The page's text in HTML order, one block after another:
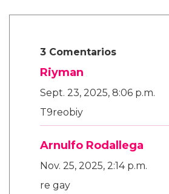
3 Comentarios
Riyman
Sept. 23, 2025, 8:06 p.m.
T9reobiy
Arnulfo Rodallega
Nov. 25, 2025, 2:14 p.m.
re gay